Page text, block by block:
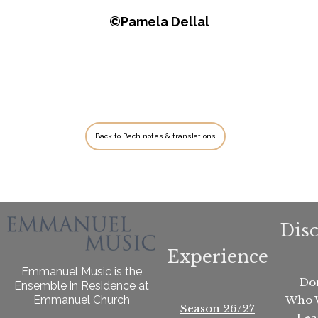
©Pamela Dellal
Back to Bach notes & translations
Emmanuel Music is the
Ensemble in Residence at
Emmanuel Church
Experience
Season 26/27
Who